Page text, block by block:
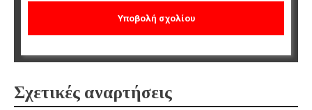
Σχετικές αναρτήσεις